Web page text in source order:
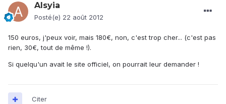
Alsyia
Posté(e) 22 août 2012
150 euros, j'peux voir, mais 180€, non, c'est trop cher... (c'est pas
rien, 30€, tout de même !).
Si quelqu'un avait le site officiel, on pourrait leur demander !
Citer